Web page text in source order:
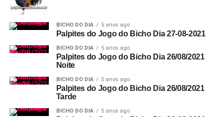
BICHO DO DIA 5 anos ago
Palpites do Jogo do Bicho Dia 27-08-2021
BICHO DO DIA 5 anos ago
Palpites do Jogo do Bicho Dia 26/08/2021
Noite
BICHO DO DIA 5 anos ago
Palpites do Jogo do Bicho Dia 26/08/2021
Tarde
BICHO DO DIA 5 anos ago